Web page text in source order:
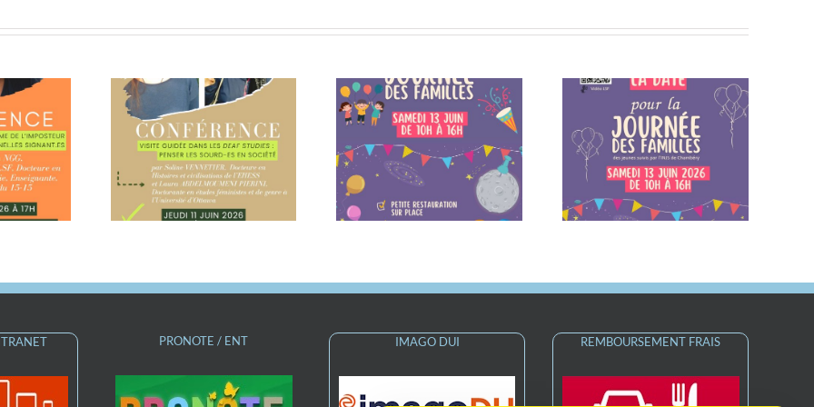
Visite
les Deaf
penser les
en société
Journée des familles,
samedi 13 juin
Notez la date dans vos
agendas – Samedi 13
juin 2026
Fermeture estivale de
l’institut
PRONOTE / ENT IMAGO DUI REMBOURSEMENT FRAIS